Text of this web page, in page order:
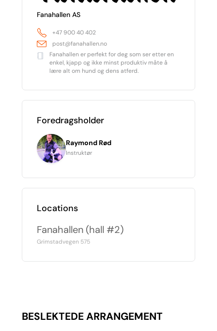
Fanahallen AS
+47 900 40 402
post@fanahallen.no
Fanahallen er perfekt for deg som ser etter en
enkel, kjapp og ikke minst produktiv måte å
lære alt om hund og dens atferd.
Foredragsholder
Raymond Rød
Instruktør
Locations
Fanahallen (hall #2)
Grimstadvegen 575
BESLEKTEDE ARRANGEMENT